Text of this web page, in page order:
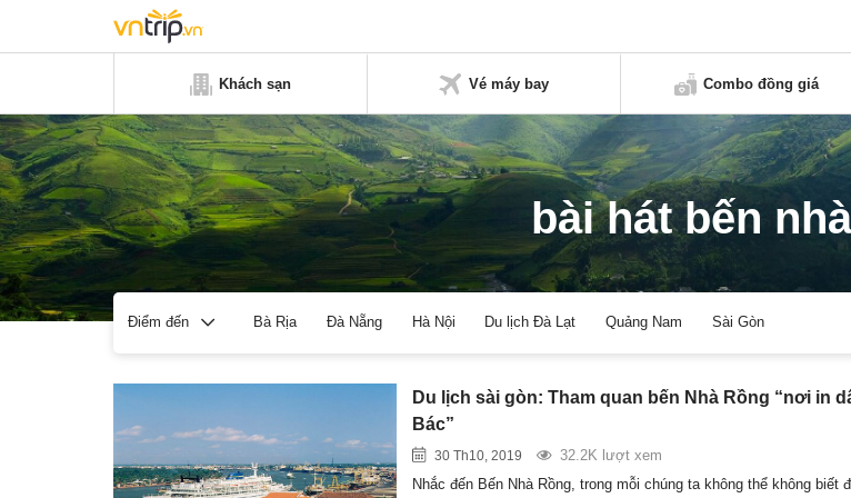
Khách sạn Vé máy bay Combo đồng giá
bài hát bến
Điểm đến Bà Rịa Đà Nẵng Hà Nội Du lịch Đà Lạt Quảng Nam Sài Gòn
Du lịch sài gòn: Tham quan bến Nhà Rồng “nơi in
Bác”
30 Th10, 2019
32.2K lượt xem
Nhắc đến Bến Nhà Rồng, trong mỗi chúng ta không thể không biết